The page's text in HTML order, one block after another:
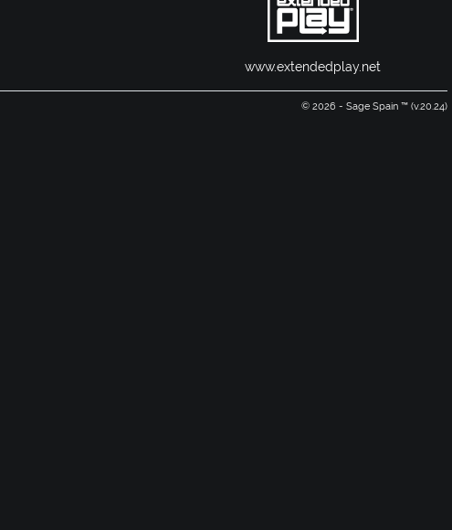
www.extendedplay.net
© 2026 - Sage Spain ™ (v.20.24)